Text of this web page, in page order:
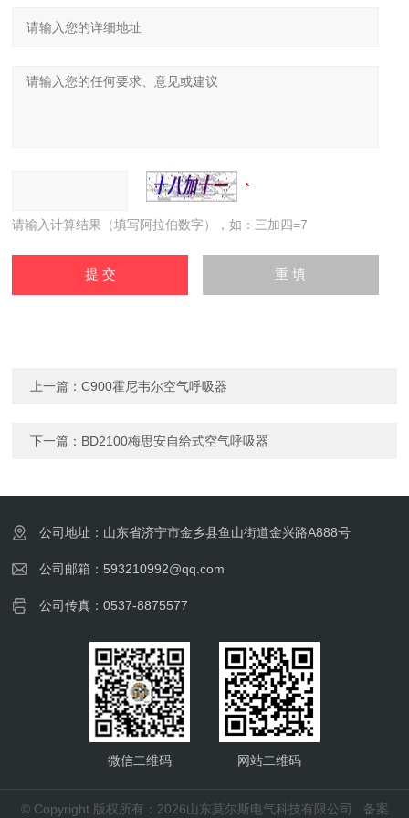
请输入计算结果（填写阿拉伯数字），如：三加四=7
上一篇：C900霍尼韦尔空气呼吸器
下一篇： BD2100梅思安自给式空气呼吸器
公司地址：山东省济宁市金乡县鱼山街道金兴路A888号
公司邮箱：593210992@qq.com
公司传真：0537-8875577
微信二维码 网站二维码
© Copyright 版权所有：2026山东莫尔斯电气科技有限公司 备案